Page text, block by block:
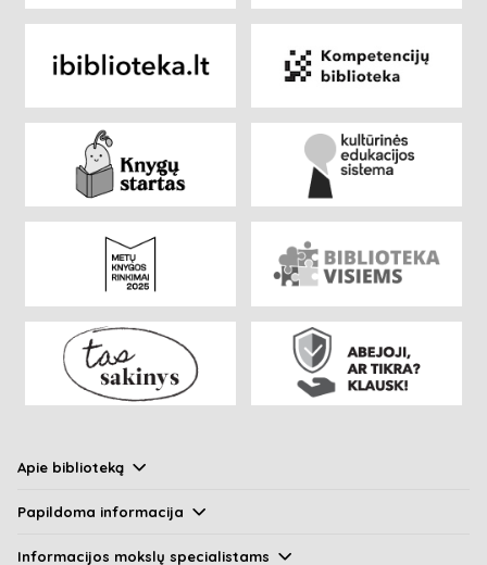
Apie biblioteką
Papildoma informacija
Informacijos mokslų specialistams